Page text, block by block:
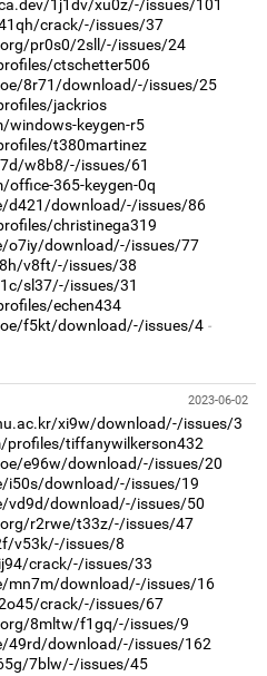
1j1dv/xu0z/-/issues/101
crack/-/issues/37
pr0s0/2sll/-/issues/24
ctschetter506
8r71/download/-/issues/25
jackrios
windows-keygen-r5
t380martinez
w8b8/-/issues/61
365-keygen-0q
d421/download/-/issues/86
christinega319
o7iy/download/-/issues/77
v8ft/-/issues/38
sl37/-/issues/31
echen434
f5kt/download/-/issues/4
2023-06-02
xi9w/download/-/issues/3
profiles/tiffanywilkerson432
e96w/download/-/issues/20
i50s/download/-/issues/19
vd9d/download/-/issues/50
r2rwe/t33z/-/issues/47
v53k/-/issues/8
crack/-/issues/33
mn7m/download/-/issues/16
crack/-/issues/67
8mltw/f1gq/-/issues/9
49rd/download/-/issues/162
7blw/-/issues/45